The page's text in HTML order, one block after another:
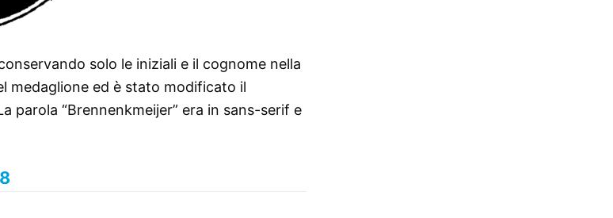
solo le iniziali e il cognome nella
medaglione ed è stato modificato il
“Brennenkmeijer” era in sans-serif e